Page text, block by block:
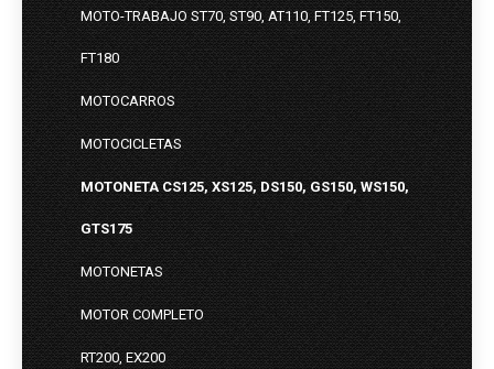
MOTO-TRABAJO ST70, ST90, AT110, FT125, FT150,
FT180
MOTOCARROS
MOTOCICLETAS
MOTONETA CS125, XS125, DS150, GS150, WS150,
GTS175
MOTONETAS
MOTOR COMPLETO
RT200, EX200